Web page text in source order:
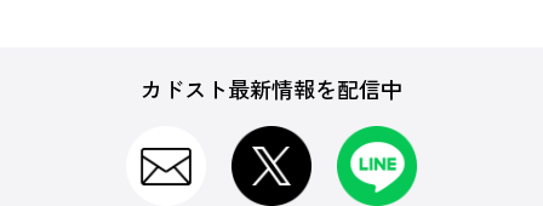
カドスト最新情報を配信中